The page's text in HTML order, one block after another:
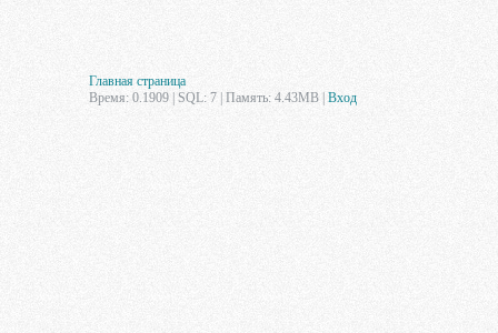
Главная страница
Время: 0.1909 | SQL: 7 | Память: 4.43MB Вход